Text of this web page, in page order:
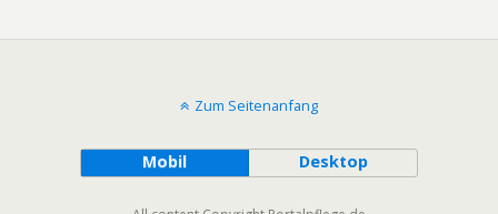
Zum Seitenanfang
Mobil Desktop